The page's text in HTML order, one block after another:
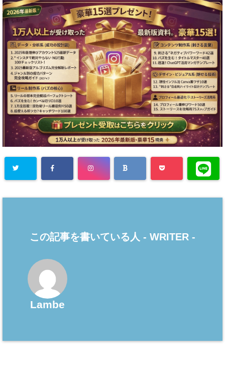
この記事を書いている人 - WRITER -
Lambe